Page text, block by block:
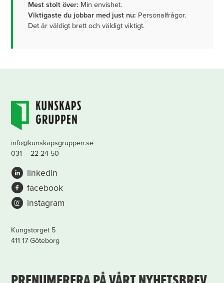
Mest stolt över: Min envishet.
Viktigaste du jobbar med just nu: Personalfrågor.
Det är väldigt brett och väldigt viktigt.
info@kunskapsgruppen.se
031 – 22 24 50
linkedin
facebook
instagram
Kungstorget 5
411 17 Göteborg